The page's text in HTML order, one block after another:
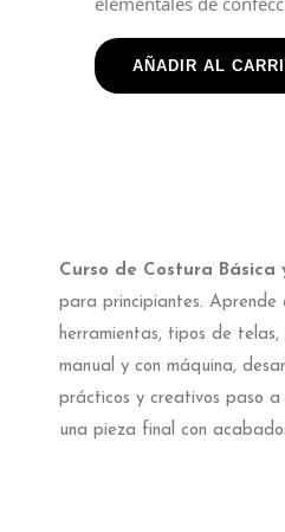
AÑADIR AL
Curso de Costura Básica
para principiantes. Aprende
herramientas, tipos de
manual y con máquina,
prácticos y creativos paso
una pieza final con